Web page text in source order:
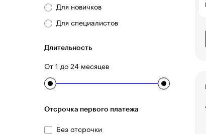
Для новичков
Для специалистов
Длительность
От 1 до 24 месяцев
Отсрочка первого платежа
Без отсрочки